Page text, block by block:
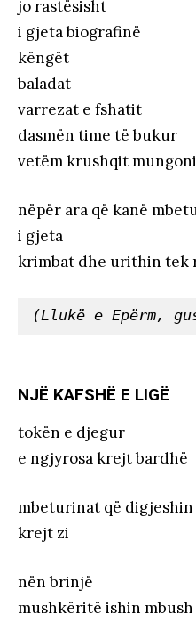
jo rastësisht
i gjeta biografinë
këngët
baladat
varrezat e fshatit
dasmën time të bukur
vetëm krushqit
nëpër ara që kanë
i gjeta
krimbat dhe urithin tek
(Llukë e Epërm,
NJË KAFSHË E LIGË
tokën e djegur
e ngjyrosa krejt bardhë
mbeturinat që digjeshin
krejt zi
nën brinjë
mushkëritë ishin mbush